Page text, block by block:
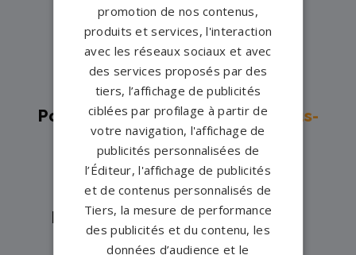
Pompes funèbres -Achères→
Pompes funèbres -
AUBERGENVILLE→
Pompes funèbres - Beynes→
Pompes funèbres -Carrières-sous-
Poissy→
Pompes funèbres - Conflans-
Sainte-Honorine→
Pompes funèbres -Élancourt→
Pompes funèbres - JOUARS
promotion de nos contenus,
produits et services, l'interaction
avec les réseaux sociaux et avec
des services proposés par des
tiers, l’affichage de publicités
ciblées par profilage à partir de
votre navigation, l'affichage de
publicités personnalisées de
l’Éditeur, l'affichage de publicités
et de contenus personnalisés de
Tiers, la mesure de performance
des publicités et du contenu, les
données d’audience et le